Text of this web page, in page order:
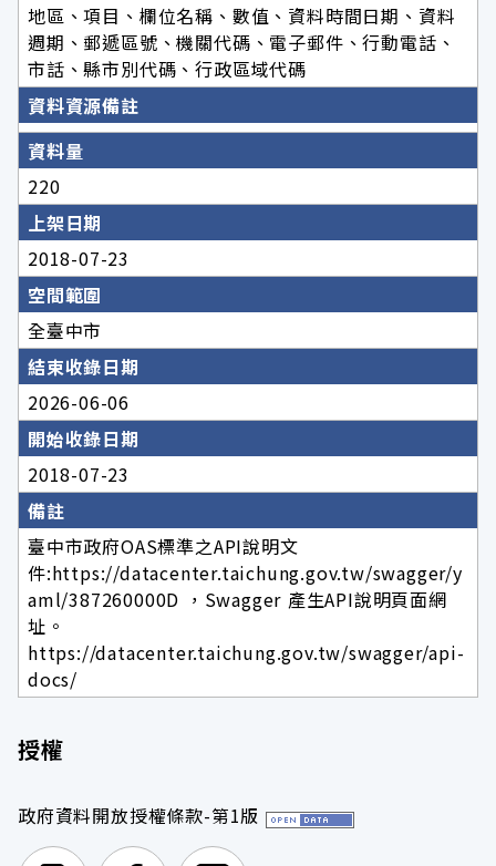
地區、項目、欄位名稱、數值、資料時間日期、資料
週期、郵遞區號、機關代碼、電子郵件、行動電話、
市話、縣市別代碼、行政區域代碼
資料資源備註
資料量
220
上架日期
2018-07-23
空間範圍
全臺中市
結束收錄日期
2026-06-06
開始收錄日期
2018-07-23
備註
臺中市政府OAS標準之API說明文
件:https://datacenter.taichung.gov.tw/swagger/y
aml/387260000D ，Swagger 產生API說明頁面網
址。
https://datacenter.taichung.gov.tw/swagger/api-
docs/
授權
政府資料開放授權條款-第1版